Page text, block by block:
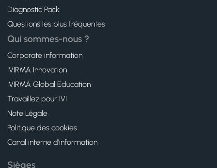
Diagnostic Pack
Questions les plus fréquentes
Qui sommes-nous ?
Corporate information
IVIRMA Innovation
IVIRMA Global Education
Travaillez pour IVI
Note Légale
Politique des cookies
Canal interne d’information
Sièges